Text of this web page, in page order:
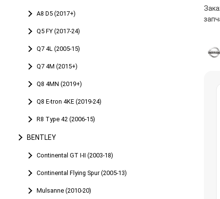
A8 D5 (2017+)
Q5 FY (2017-24)
Q7 4L (2005-15)
Q7 4M (2015+)
Q8 4MN (2019+)
Q8 E-tron 4KE (2019-24)
R8 Type 42 (2006-15)
BENTLEY
Continental GT I-II (2003-18)
Continental Flying Spur (2005-13)
Mulsanne (2010-20)